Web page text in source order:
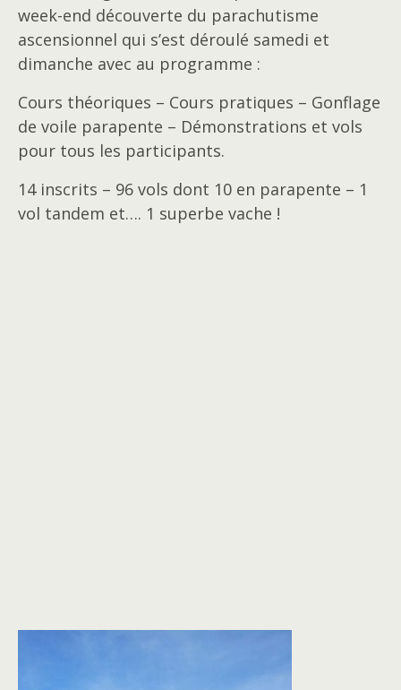
week-end découverte du parachutisme
ascensionnel qui s’est déroulé samedi et
dimanche avec au programme :
Cours théoriques – Cours pratiques – Gonflage
de voile parapente – Démonstrations et vols
pour tous les participants.
14 inscrits – 96 vols dont 10 en parapente – 1
vol tandem et…. 1 superbe vache !